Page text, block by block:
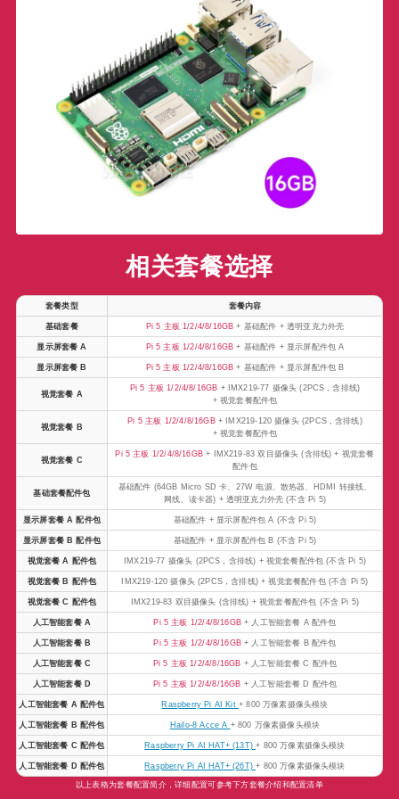
相关套餐选择
套餐类型 套餐内容
基础套餐 Pi 5 主板 1/2/4/8/16GB+ 基础配件 + 透明亚克力外壳
显示屏套餐 A Pi 5 主板 1/2/4/8/16GB+ 基础配件 + 显示屏配件包 A
显示屏套餐 B Pi 5 主板 1/2/4/8/16GB+ 基础配件 + 显示屏配件包 B
视觉套餐 A
Pi 5 主板 1/2/4/8/16GB + IMX219-77 摄像头 (2PCS，含排线)
+ 视觉套餐配件包
视觉套餐 B
Pi 5 主板 1/2/4/8/16GB + IMX219-120 摄像头 (2PCS，含排线)
+ 视觉套餐配件包
视觉套餐 C
Pi 5 主板 1/2/4/8/16GB+ IMX219-83 双目摄像头 (含排线) + 视觉套餐
配件包
基础套餐配件包
基础配件 (64GB Micro SD 卡、27W 电源、散热器、HDMI 转接线、
网线、读卡器) + 透明亚克力外壳 (不含 Pi 5)
显示屏套餐 A 配件包 基础配件 + 显示屏配件包 A (不含 Pi 5)
显示屏套餐 B 配件包 基础配件 + 显示屏配件包 B (不含 Pi 5)
视觉套餐 A 配件包 IMX219-77 摄像头 (2PCS，含排线) + 视觉套餐配件包 (不含 Pi 5)
视觉套餐 B 配件包 IMX219-120 摄像头 (2PCS，含排线) + 视觉套餐配件包 (不含 Pi 5)
视觉套餐 C 配件包 IMX219-83 双目摄像头 (含排线) + 视觉套餐配件包 (不含 Pi 5)
人工智能套餐 A Pi 5 主板 1/2/4/8/16GB+ 人工智能套餐 A 配件包
人工智能套餐 B Pi 5 主板 1/2/4/8/16GB+ 人工智能套餐 B 配件包
人工智能套餐 C Pi 5 主板 1/2/4/8/16GB + 人工智能套餐 C 配件包
人工智能套餐 D Pi 5 主板 1/2/4/8/16GB + 人工智能套餐 D 配件包
人工智能套餐 A 配件包 Raspberry Pi AI Kit+ 800 万像素摄像头模块
人工智能套餐 B 配件包 Hailo-8 Acce A + 800 万像素摄像头模块
人工智能套餐 C 配件包 Raspberry Pi AI HAT+ (13T)+ 800 万像素摄像头模块
人工智能套餐 D 配件包 Raspberry Pi AI HAT+ (26T)+ 800 万像素摄像头模块
以上表格为套餐配置简介，详细配置可参考下方套餐介绍和配置清单